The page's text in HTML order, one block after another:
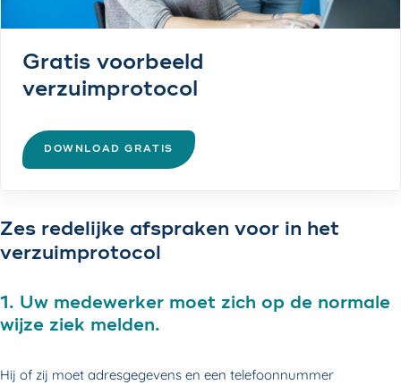
Gratis voorbeeld
verzuimprotocol
DOWNLOAD GRATIS
Zes redelijke afspraken voor in het
verzuimprotocol
1. Uw medewerker moet zich op de normale
wijze ziek melden.
Hij of zij moet adresgegevens en een telefoonnummer